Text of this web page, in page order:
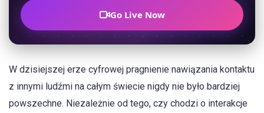
Go Live Now
W dzisiejszej erze cyfrowej pragnienie nawiązania kontaktu
z innymi ludźmi na całym świecie nigdy nie było bardziej
powszechne. Niezależnie od tego, czy chodzi o interakcje